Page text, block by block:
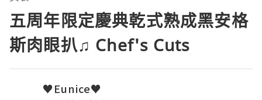
五周年限定慶典乾式熟成黑安格
斯肉眼扒♫ Chef's Cuts
♥Eunice♥